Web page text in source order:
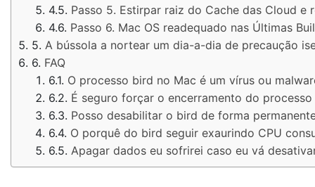
Passo 5. Estirpar raiz do Cache das Cloud e
Passo 6. Mac OS readequado nas Últimas
A bússola a nortear um dia-a-dia de precaução
FAQ
O processo bird no Mac é um vírus ou
É seguro forçar o encerramento do processo
Posso desabilitar o bird de forma
O porquê do bird seguir exaurindo CPU
Apagar dados eu sofrirei caso eu vá